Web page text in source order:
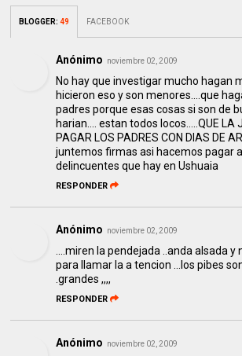
BLOGGER:49 FACEBOOK
Anónimo noviembre 02, 2009
No hay que investigar mucho hagan
hicieron eso y son menores....que
padres porque esas cosas si son de
harian.... estan todos locos.....QUE LA
PAGAR LOS PADRES CON DIAS DE
juntemos firmas asi hacemos pagar
delincuentes que hay en Ushuaia
RESPONDER
Anónimo noviembre 02, 2009
....miren la pendejada ..anda alsada
para llamar la a tencion ...los pibes
.grandes ,,,,
RESPONDER
Anónimo noviembre 02, 2009